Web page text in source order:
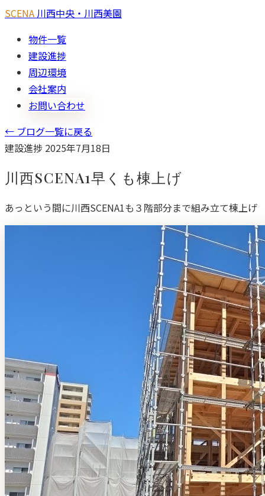
SCENA 川西中央・川西美園
物件一覧
建設進捗
周辺環境
会社案内
お問い合わせ
← ブログ一覧に戻る
建設進捗 2025年7月18日
川西SCENA1早くも棟上げ
あっという間に川西SCENA1も３階部分まで組み立て棟上げ